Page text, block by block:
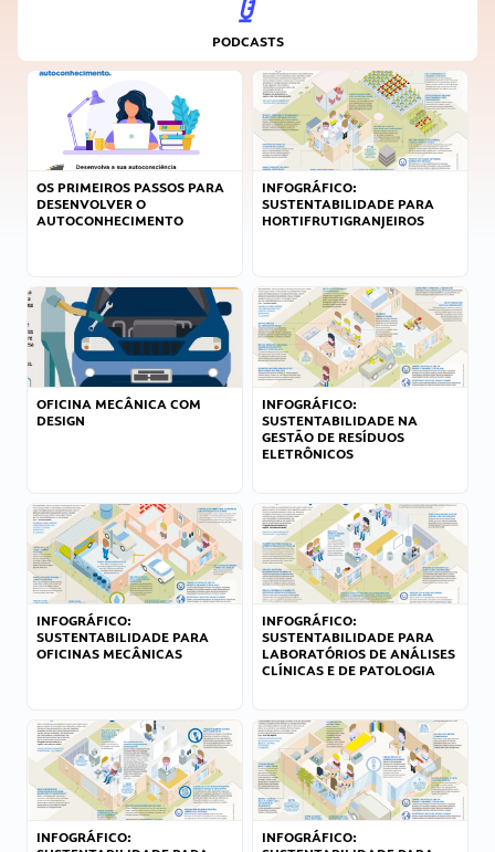
PODCASTS
OS PRIMEIROS PASSOS PARA
DESENVOLVER O
AUTOCONHECIMENTO
INFOGRÁFICO:
SUSTENTABILIDADE PARA
HORTIFRUTIGRANJEIROS
OFICINA MECÂNICA COM
DESIGN
INFOGRÁFICO:
SUSTENTABILIDADE NA
GESTÃO DE RESÍDUOS
ELETRÔNICOS
INFOGRÁFICO:
SUSTENTABILIDADE PARA
OFICINAS MECÂNICAS
INFOGRÁFICO:
SUSTENTABILIDADE PARA
LABORATÓRIOS DE ANÁLISES
CLÍNICAS E DE PATOLOGIA
INFOGRÁFICO:
INFOGRÁFICO: